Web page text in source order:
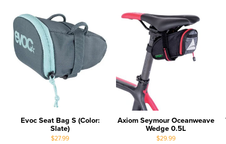
Evoc Seat Bag S (Color:
Slate)
$27.99
Axiom Seymour Oceanweave
Wedge 0.5L
$29.99